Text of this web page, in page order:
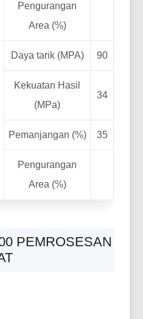
Pengurangan
Area (%)
Daya tarik (MPA) 90
Kekuatan Hasil
(MPa)
34
Pemanjangan (%) 35
Pengurangan
Area (%)
PEMROSESAN